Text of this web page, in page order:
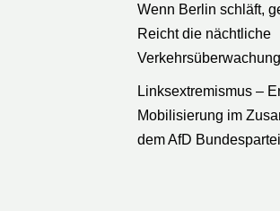
Wenn Berlin schläft,
Reicht die nächtliche
Linksextremismus –
Mobilisierung im
dem AfD